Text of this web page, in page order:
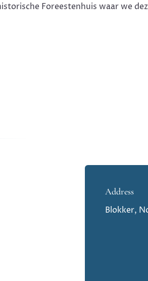
Foreestenhuis waar we
Address
Blokker,